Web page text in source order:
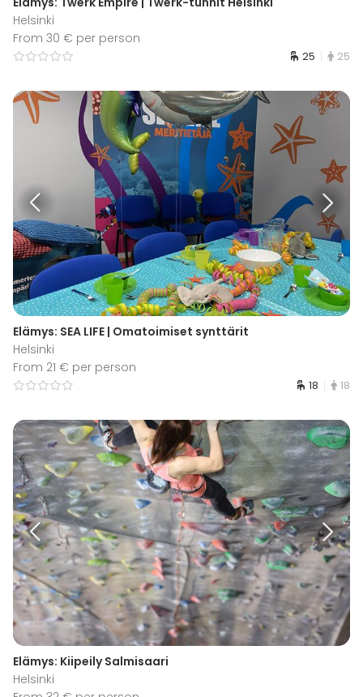
Helsinki
From 30 € per person
25 25
Elämys: SEA LIFE | Omatoimiset synttärit
Helsinki
From 21 € per person
18 18
Elämys: Kiipeily Salmisaari
Helsinki